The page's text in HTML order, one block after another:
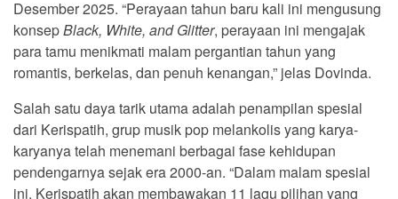
Desember 2025. “Perayaan tahun baru kali ini mengusung
konsepBlack, White, and Glitter, perayaan ini mengajak
para tamu menikmati malam pergantian tahun yang
romantis, berkelas, dan penuh kenangan,” jelas Dovinda.
Salah satu daya tarik utama adalah penampilan spesial
dari Kerispatih, grup musik pop melankolis yang karya-
karyanya telah menemani berbagai fase kehidupan
pendengarnya sejak era 2000-an. “Dalam malam spesial
ini, Kerispatih akan membawakan 11 lagu pilihan yang